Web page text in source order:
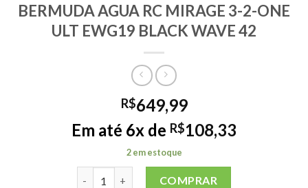
BERMUDA AGUA RC MIRAGE 3-2-ONE
ULT EWG19 BLACK WAVE 42
R$649,99
Em até 6x de R$108,33
2 em estoque
COMPRAR